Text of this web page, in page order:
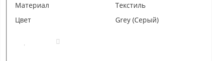
Материал
Текстиль
Цвет
Grey (Серый)